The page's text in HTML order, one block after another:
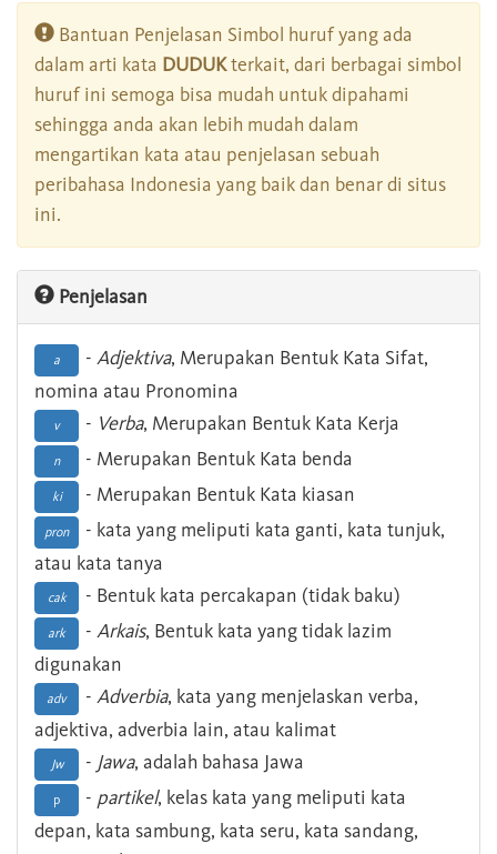
Bantuan Penjelasan Simbol huruf yang ada
dalam arti kata DUDUKterkait, dari berbagai simbol
huruf ini semoga bisa mudah untuk dipahami
sehingga anda akan lebih mudah dalam
mengartikan kata atau penjelasan sebuah
peribahasa Indonesia yang baik dan benar di situs
ini.
Penjelasan
a - Adjektiva, Merupakan Bentuk Kata Sifat,
nomina atau Pronomina
v - Verba, Merupakan Bentuk Kata Kerja
n - Merupakan Bentuk Kata benda
ki - Merupakan Bentuk Kata kiasan
pron
- kata yang meliputi kata ganti, kata tunjuk,
atau kata tanya
cak - Bentuk kata percakapan (tidak baku)
ark - Arkais, Bentuk kata yang tidak lazim
digunakan
adv - Adverbia, kata yang menjelaskan verba,
adjektiva, adverbia lain, atau kalimat
Jw - Jawa, adalah bahasa Jawa
p - partikel, kelas kata yang meliputi kata
depan, kata sambung, kata seru, kata sandang,